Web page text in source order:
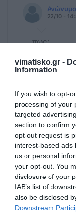
vimatisko.gr -
Information
If you wish to opt-
processing of your
targeted
section to confirm
opt-out request is
interest-based ads
us or personal
your opt-out. You
disclosure of your
IAB’s list of
also be disclosed
Downstream
22/10 -
πως;
οικογενεια..
ΟΝΟΜΑ
ΤΙΤΛΟΣ
ΣΧΟΛΙΟ